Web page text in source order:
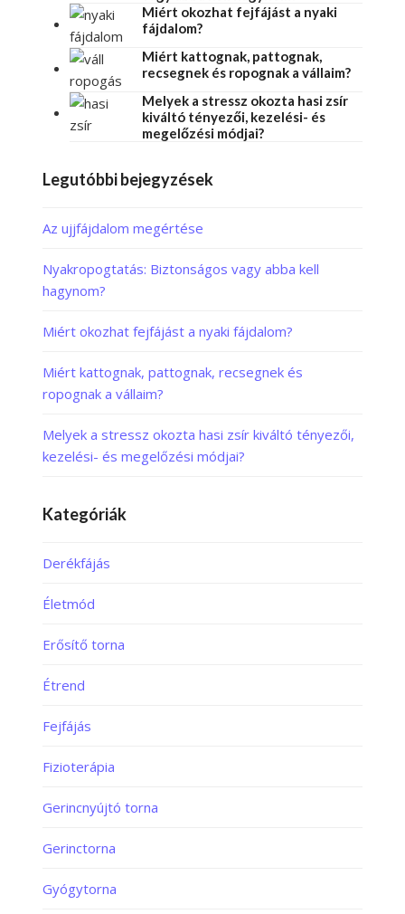
Miért okozhat fejfájást a nyaki
fájdalom?
Miért kattognak, pattognak,
recsegnek és ropognak a vállaim?
Melyek a stressz okozta hasi zsír
kiváltó tényezői, kezelési- és
megelőzési módjai?
Legutóbbi bejegyzések
Az ujjfájdalom megértése
Nyakropogtatás: Biztonságos vagy abba kell
hagynom?
Miért okozhat fejfájást a nyaki fájdalom?
Miért kattognak, pattognak, recsegnek és
ropognak a vállaim?
Melyek a stressz okozta hasi zsír kiváltó tényezői,
kezelési- és megelőzési módjai?
Kategóriák
Derékfájás
Életmód
Erősítő torna
Étrend
Fejfájás
Fizioterápia
Gerincnyújtó torna
Gerinctorna
Gyógytorna